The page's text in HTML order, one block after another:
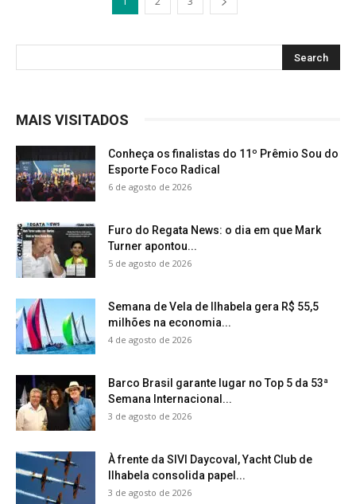
MAIS VISITADOS
Conheça os finalistas do 11º Prêmio Sou do
Esporte Foco Radical
6 de agosto de 2026
Furo do Regata News: o dia em que Mark
Turner apontou...
5 de agosto de 2026
Semana de Vela de Ilhabela gera R$ 55,5
milhões na economia...
4 de agosto de 2026
Barco Brasil garante lugar no Top 5 da 53ª
Semana Internacional...
3 de agosto de 2026
À frente da SIVI Daycoval, Yacht Club de
Ilhabela consolida papel...
3 de agosto de 2026